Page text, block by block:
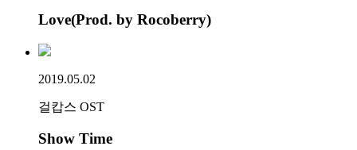
Love(Prod. by Rocoberry)
2019.05.02
걸캅스 OST
Show Time